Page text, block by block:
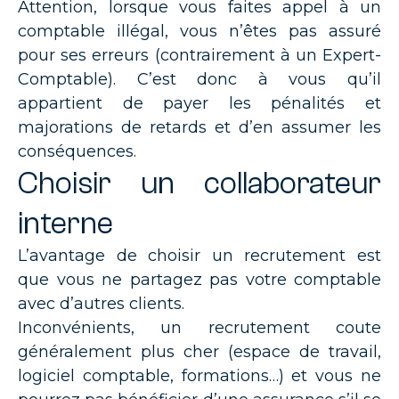
Attention, lorsque vous faites appel à un
comptable illégal, vous n’êtes pas assuré
pour ses erreurs (contrairement à un Expert-
Comptable). C’est donc à vous qu’il
appartient de payer les pénalités et
majorations de retards et d’en assumer les
conséquences.
Choisir un collaborateur
interne
L’avantage de choisir un recrutement est
que vous ne partagez pas votre comptable
avec d’autres clients.
Inconvénients, un recrutement coute
généralement plus cher (espace de travail,
logiciel comptable, formations…) et vous ne